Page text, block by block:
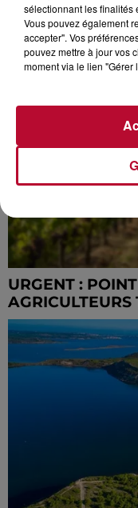
GRAND
MOINS
URGENT :
AGRICULTEURS
sélectionnant les finalités
Vous pouvez également
accepter". Vos
pouvez mettre à jour vos
moment via le lien "Gérer